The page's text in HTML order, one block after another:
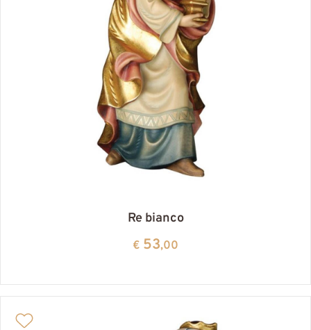
Re bianco
€ 53,00